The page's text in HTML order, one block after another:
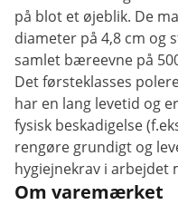
på blot et øjeblik. De
diameter på 4,8 cm og
samlet bæreevne på
Det førsteklasses
har en lang levetid og
fysisk beskadigelse
rengøre grundigt og
hygiejnekrav i arbejdet
Om varemærket